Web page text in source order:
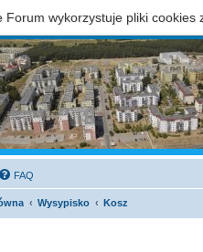
FAQ
Wysypisko Kosz
Forum wykorzystuje pliki cookies